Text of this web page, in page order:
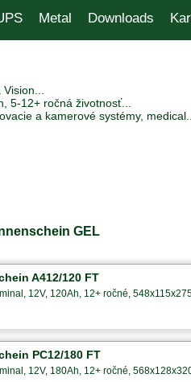
Metal Downloads
5-12+ ročná životnosť...
a kamerové systémy, medical...
GEL
A412/120 FT
12V, 120Ah, 12+ ročné,
PC12/180 FT
12V, 180Ah, 12+ ročné,